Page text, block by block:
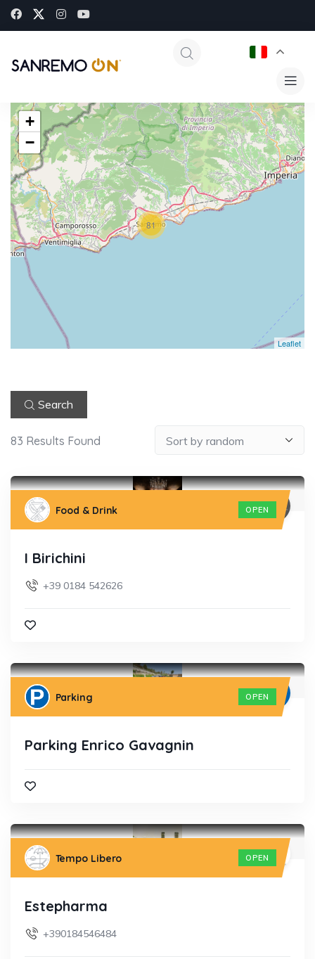
81
+
−
Leaflet
Search
83 Results Found
Food & Drink OPEN
I Birichini
+39 0184 542626
Parking OPEN
Parking Enrico Gavagnin
Tempo Libero OPEN
Estepharma
+390184546484